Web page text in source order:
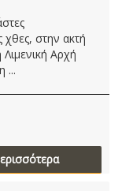
χθες, στην ακτή
Αρχή
...